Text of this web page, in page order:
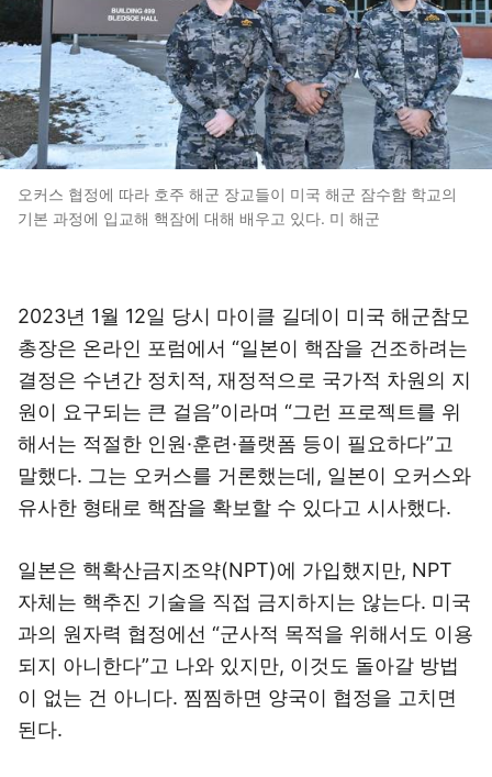
오커스 협정에 따라 호주 해군 장교들이 미국 해군 잠수함 학교의
기본 과정에 입교해 핵잠에 대해 배우고 있다. 미 해군
2023년 1월 12일 당시 마이클 길데이 미국 해군참모
총장은 온라인 포럼에서 “일본이 핵잠을 건조하려는
결정은 수년간 정치적, 재정적으로 국가적 차원의 지
원이 요구되는 큰 걸음”이라며 “그런 프로젝트를 위
해서는 적절한 인원·훈련·플랫폼 등이 필요하다”고
말했다. 그는 오커스를 거론했는데, 일본이 오커스와
유사한 형태로 핵잠을 확보할 수 있다고 시사했다.
일본은 핵확산금지조약(NPT)에 가입했지만, NPT
자체는 핵추진 기술을 직접 금지하지는 않는다. 미국
과의 원자력 협정에선 “군사적 목적을 위해서도 이용
되지 아니한다”고 나와 있지만, 이것도 돌아갈 방법
이 없는 건 아니다. 찜찜하면 양국이 협정을 고치면
된다.